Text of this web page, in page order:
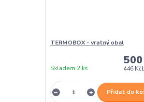
TERMOBOX - vratný obal
446 Kč
Skladem 2 ks
Přidat do